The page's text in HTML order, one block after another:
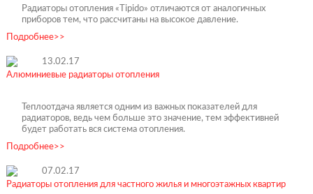
Радиаторы отопления «Tipido» отличаются от аналогичных
приборов тем, что рассчитаны на высокое давление.
Подробнее>>
13.02.17
Алюминиевые радиаторы отопления
Теплоотдача является одним из важных показателей для
радиаторов, ведь чем больше это значение, тем эффективней
будет работать вся система отопления.
Подробнее>>
07.02.17
Радиаторы отопления для частного жилья и многоэтажных квартир